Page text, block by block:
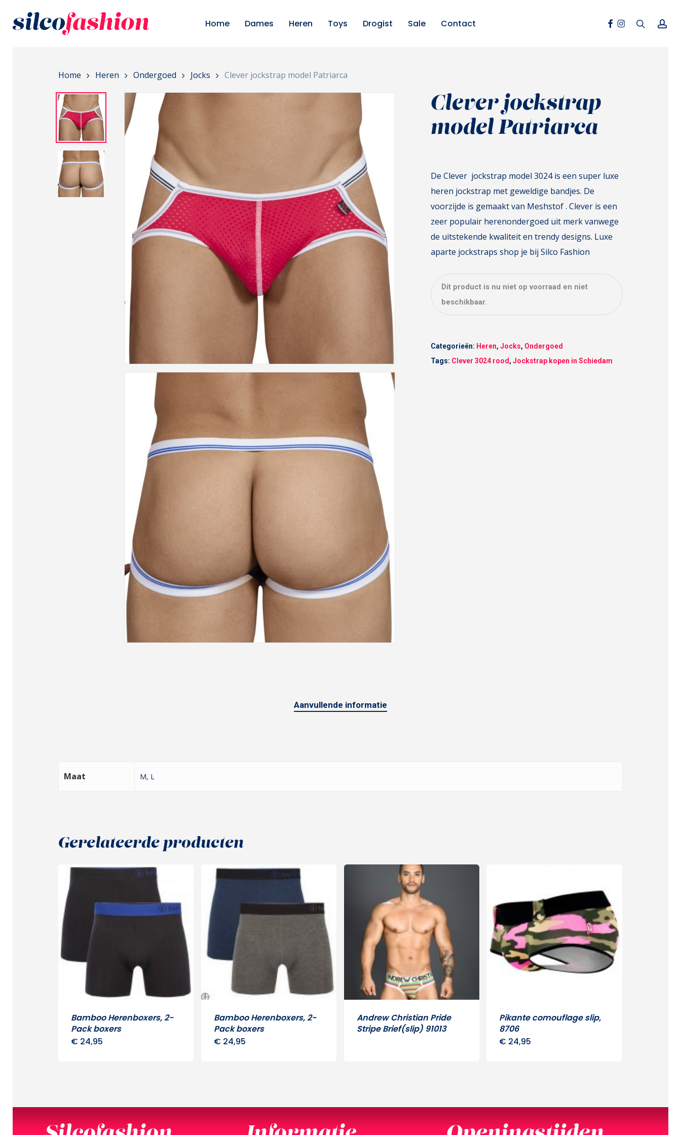
Home Dames Heren Toys Drogist Sale Contact Facebook
Instagramsearch
Home Heren Ondergoed Jocks Clever jockstrap model Patriarca
Clever jockstrap
model Patriarca
De Clever jockstrap model 3024 is een super luxe
heren jockstrap met geweldige bandjes. De
voorzijde is gemaakt van Meshstof . Clever is een
zeer populair herenondergoed uit merk vanwege
de uitstekende kwaliteit en trendy designs. Luxe
aparte jockstraps shop je bij Silco Fashion
Dit product is nu niet op voorraad en niet
beschikbaar.
Categorieën: Heren,Jocks, Ondergoed
Tags: Clever 3024 rood ,Jockstrap kopen in Schiedam
Aanvullende informatie
Maat M, L
Gerelateerde producten
Bamboo Herenboxers, 2-
Pack boxers
€ 24,95
Deze
Bamboo Herenboxers, 2-
Pack boxers
€ 24,95
Deze
Andrew Christian Pride
Stripe Brief(slip) 91013
Pikante comouflage slip,
8706
€ 24,95
Deze